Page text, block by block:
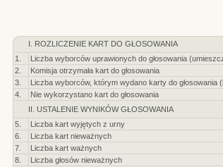
I. ROZLICZENIE KART DO GŁOSOWANIA
1.
Liczba wyborców uprawionych do głosowania
2.
Komisja otrzymała kart do głosowania
3.
Liczba wyborców, którym wydano karty do głosowania
4.
Nie wykorzystano kart do głosowania
II. USTALENIE WYNIKÓW GŁOSOWANIA
5.
Liczba kart wyjętych z urny
6.
Liczba kart nieważnych
7.
Liczba kart ważnych
8.
Liczba głosów nieważnych